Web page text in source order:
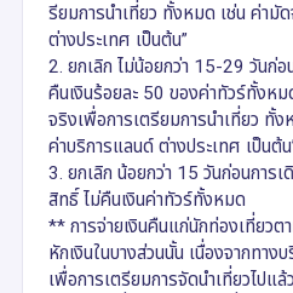
รียมการนำเที่ยว ทั้งหมด เช่น ค่ามั
ต่างประเทศ เป็นต้น”
2. ยกเลิก ไม่น้อยกว่า 15-29 วันก่อ
คืนเงินร้อยละ 50 ของค่าทัวร์ทั้งหม
จริงเพื่อการเตรียมการนำเที่ยว ทั้
ค่าบริการแลนด์ ต่างประเทศ เป็นต้น
3. ยกเลิก น้อยกว่า 15 วันก่อนการ
สิทธิ์ ไม่คืนเงินค่าทัวร์ทั้งหมด
** การจ่ายเงินคืนแก่นักท่องเที่ยวต
หักเงินในบางส่วนนั้น เนื่องจากทาง
เพื่อการเตรียมการจัดนำเที่ยวไปแ